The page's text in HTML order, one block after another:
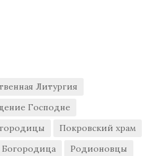
Литургия
Господне
Покровский храм
Богородица
Родионовцы